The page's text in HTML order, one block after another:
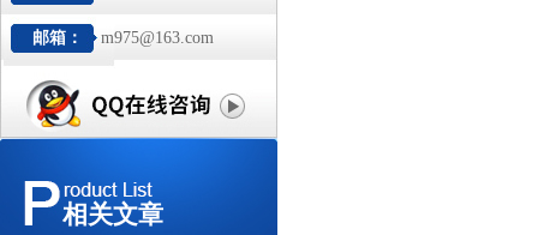
邮箱： m975@163.com
相关文章